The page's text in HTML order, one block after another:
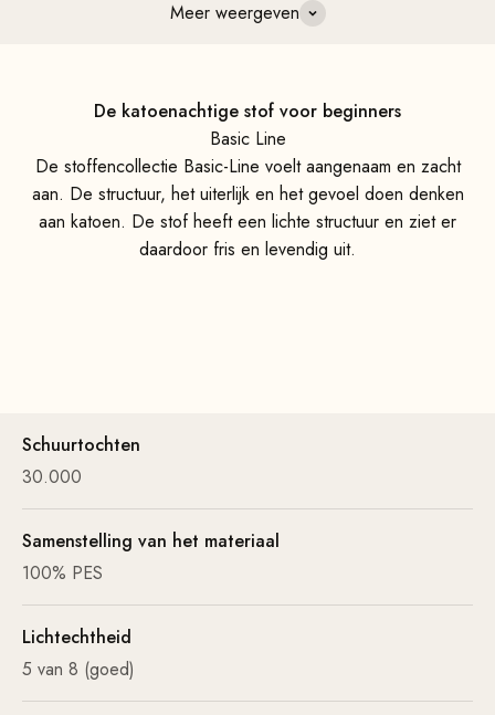
Meer weergeven
De katoenachtige stof voor beginners
Basic Line
De stoffencollectie Basic-Line voelt aangenaam en zacht
aan. De structuur, het uiterlijk en het gevoel doen denken
aan katoen. De stof heeft een lichte structuur en ziet er
daardoor fris en levendig uit.
Schuurtochten
30.000
Samenstelling van het materiaal
100% PES
Lichtechtheid
5 van 8 (goed)